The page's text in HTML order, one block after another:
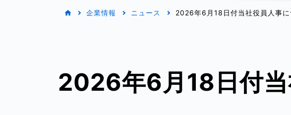
企業情報 ニュース 2026年6月18日付当社役員人事に
2026年6月18日付